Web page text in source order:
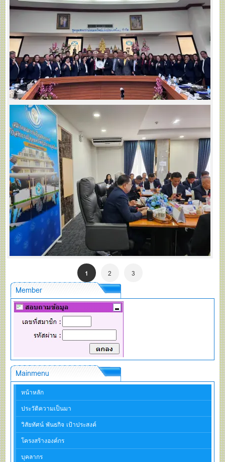
1 2 3
Member
Mainmenu
หน้าหลัก
ประวัติความเป็นมา
วิสัยทัศน์ พันธกิจ เป้าประสงค์
โครงสร้างองค์กร
บุคลากร